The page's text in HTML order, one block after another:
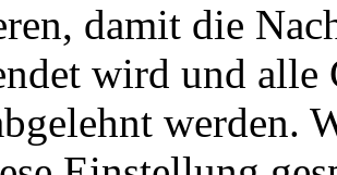
damit die
wird und
werden.